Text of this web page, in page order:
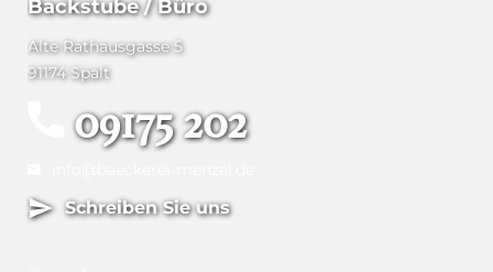
Backstube / Büro
Alte Rathausgasse 5
91174 Spalt
09175 202
Schreiben Sie uns